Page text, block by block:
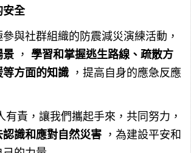
安全
與社群組織的防震減災演練活動，
景 ， 學習和掌握逃生路線、疏散方
方面的知識
，提高自身的應急反應
有責，讓我們攜起手來，共同努力，
識和應對自然災害 ，為建設平安和